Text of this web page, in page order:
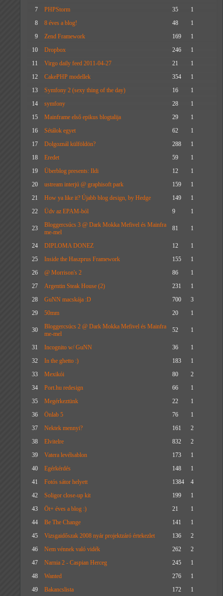
7
PHPStorm 35
1
8
8 éves a blog! 48
1
9
Zend Framework 169
1
10
Dropbox 246
1
11
Virgo daily feed 2011-04-27 21
1
12
CakePHP modellek 354
1
13
Symfony 2 (sexy thing of the day) 16
1
14
symfony 28
1
15
Mainframe első epikus blogtalija 29
1
16
Sétálok egyet 62
1
17
Dolgoznál külföldön? 288
1
18
Eredet 59
1
19
Überblog presents: Ildi 12
1
20
ustream interjú @ graphisoft park 159
1
21
How ya like it? Újabb blog design, by Hedge 149
1
22
Üdv az EPAM-ból 9 1
23
Bloggercsúcs 3 @ Dark Mokka Mefivel és Mainfra
me-mel
81 1
24 DIPLOMA DONEZ 12
1
25
Inside the Haszprus Framework 155
1
26
@ Morrison's 2 86
1
27
Argentin Steak House (2) 231
1
28
GuNN macskája :D 700
3
29
50mm 20 1
30
Bloggercsúcs 2 @ Dark Mokka Mefivel és Mainfra
me-mel
52 1
31 Incognito w/ GuNN 36
1
32
In the ghetto :) 183
1
33
Mexikói 80
2
34
Port.hu redesign 66
1
35
Megérkeztünk 22
1
36
Önlab 5 76
1
37
Nektek mennyi? 161
2
38
Elvitelre 832
2
39
Vatera levélsablon 173
1
40
Egérkérdés 148
1
41
Fotós sátor helyett 1384
4
42
Soligor close-up kit 199
1
43
Öt+ éves a blog :) 21
1
44
Be The Change 141
1
45
Vizsgaidőszak 2008 nyár projektzáró értekezlet 136
2
46
Nem vénnek való vidék 262
2
47
Narnia 2 - Caspian Herceg 245
1
48
Wanted 276
1
49
Bakancslista 172 1